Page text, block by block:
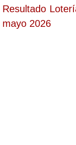
Resultado
mayo 2026